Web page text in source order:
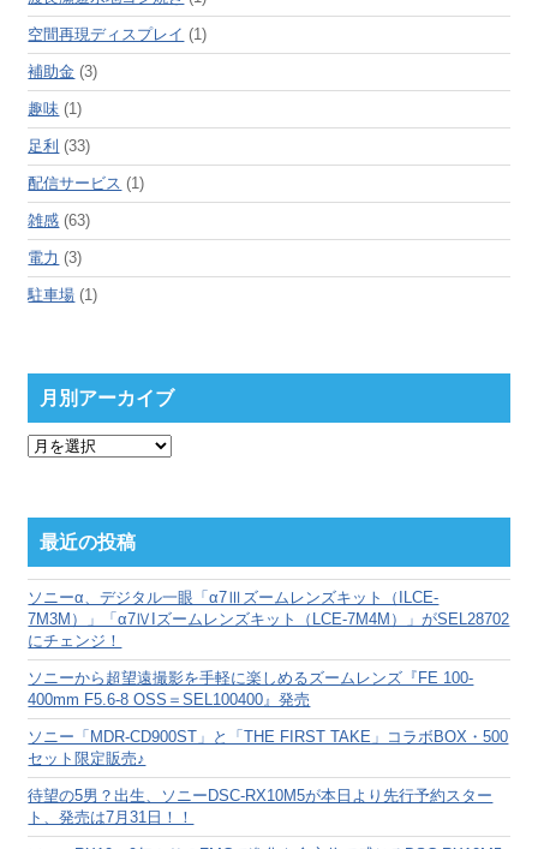
空間再現ディスプレイ (1)
補助金 (3)
趣味 (1)
足利 (33)
配信サービス (1)
雑感 (63)
電力 (3)
駐車場 (1)
月別アーカイブ
月
ー
カ
ブ
最近の投稿
ソニーα、デジタル一眼「α7Ⅲズームレンズキット（ILCE-
7M3M）」「α7ⅣIズームレンズキット（LCE-7M4M）」がSEL28702
にチェンジ！
ソニーから超望遠撮影を手軽に楽しめるズームレンズ『FE 100-
400mm F5.6-8 OSS＝SEL100400』発売
ソニー「MDR-CD900ST」と「THE FIRST TAKE」コラボBOX・500
セット限定販売♪
待望の5男？出生、ソニーDSC-RX10M5が本日より先行予約スター
ト、発売は7月31日！！